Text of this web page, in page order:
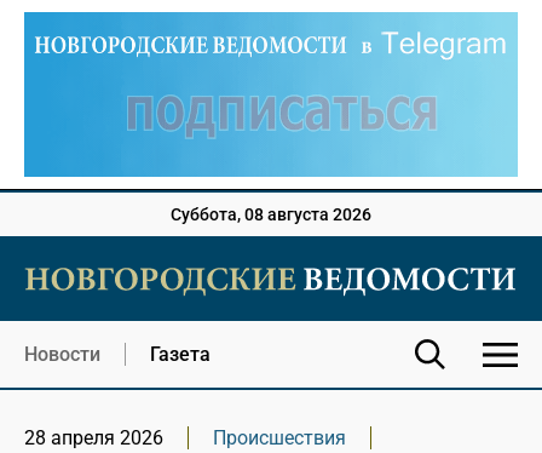
Суббота, 08 августа 2026
Новости Газета
28 апреля 2026
Происшествия